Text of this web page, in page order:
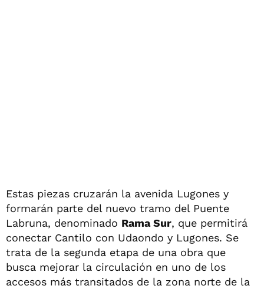
Estas piezas cruzarán la avenida Lugones y
formarán parte del nuevo tramo del Puente
Labruna, denominado Rama Sur, que permitirá
conectar Cantilo con Udaondo y Lugones. Se
trata de la segunda etapa de una obra que
busca mejorar la circulación en uno de los
accesos más transitados de la zona norte de la